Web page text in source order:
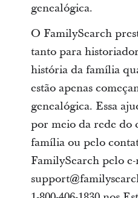
genealógica.
O FamilySearch
tanto para
história da família
estão apenas
genealógica. Essa
por meio da rede do
família ou pelo
FamilySearch pelo